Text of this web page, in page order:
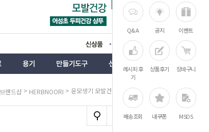
Q&A 공지 이벤트
레시피 후
기
상품후기 장바구니
배송조회 내쿠폰 MSDS
상품 벤트
브랜드샵 > HERBNOORI > 윤모생기 모발건강 트리트먼트